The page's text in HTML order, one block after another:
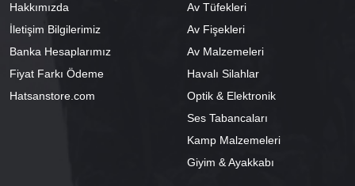
Hakkımızda
İletişim Bilgilerimiz
Banka Hesaplarımız
Fiyat Farkı Ödeme
Hatsanstore.com
Av Tüfekleri
Av Fişekleri
Av Malzemeleri
Havalı Silahlar
Optik & Elektronik
Ses Tabancaları
Kamp Malzemeleri
Giyim & Ayakkabı